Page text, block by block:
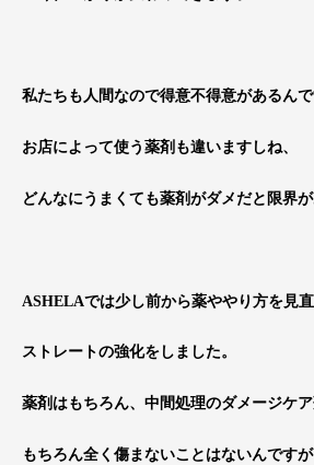
私たちも人間なので得意不得意があるんで
お店によって使う薬剤も違いますしね、
どんなにうまくても薬剤がダメだと限界
ASHELAでは少し前から薬ややり方を見
ストレートの強化をしました。
薬剤はもちろん、中間処理のダメージケア
もちろん全く傷まないことはないんですが